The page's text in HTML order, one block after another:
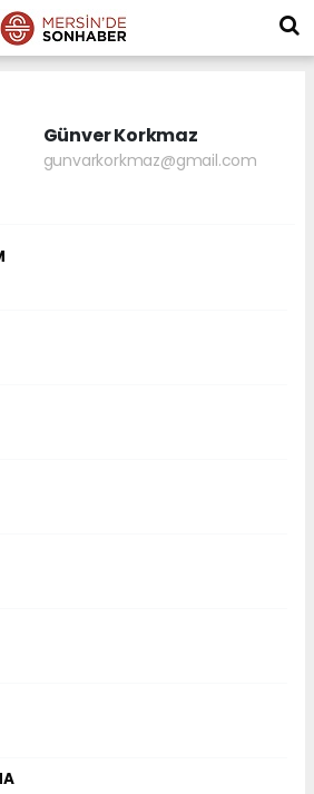
Günver Korkmaz
gunvarkorkmaz@gmail.com